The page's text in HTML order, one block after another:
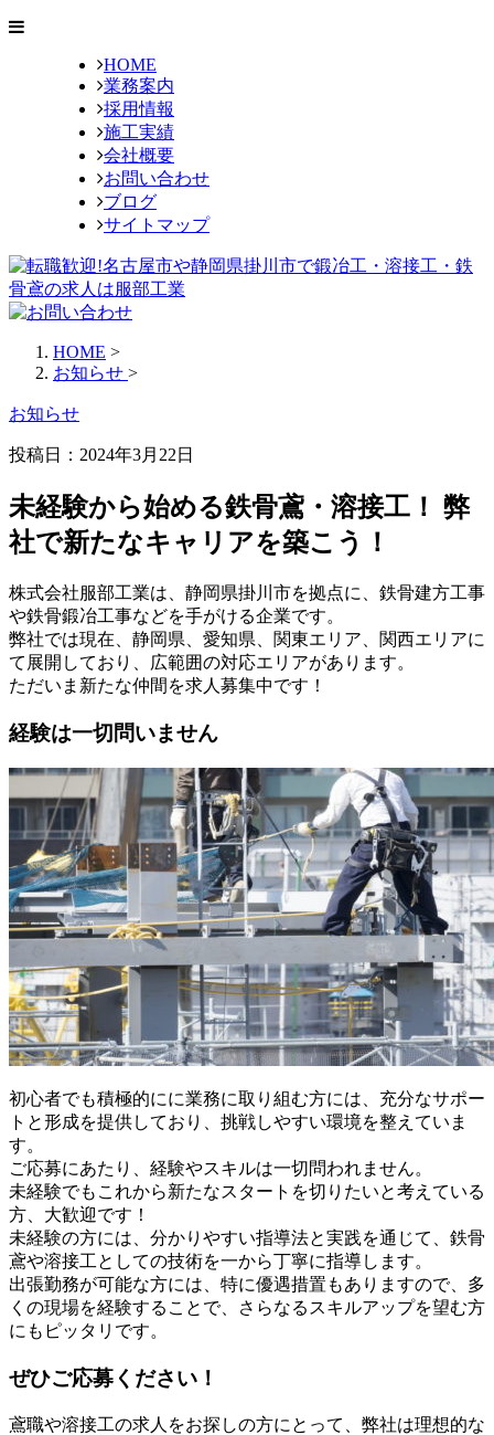
HOME
業務案内
採用情報
施工実績
会社概要
お問い合わせ
ブログ
サイトマップ
HOME >
お知らせ >
お知らせ
投稿日：2024年3月22日
未経験から始める鉄骨鳶・溶接工！ 弊
社で新たなキャリアを築こう！
株式会社服部工業は、静岡県掛川市を拠点に、鉄骨建方工事
や鉄骨鍛冶工事などを手がける企業です。
弊社では現在、静岡県、愛知県、関東エリア、関西エリアに
て展開しており、広範囲の対応エリアがあります。
ただいま新たな仲間を求人募集中です！
経験は一切問いません
初心者でも積極的にに業務に取り組む方には、充分なサポー
トと形成を提供しており、挑戦しやすい環境を整えていま
す。
ご応募にあたり、経験やスキルは一切問われません。
未経験でもこれから新たなスタートを切りたいと考えている
方、大歓迎です！
未経験の方には、分かりやすい指導法と実践を通じて、鉄骨
鳶や溶接工としての技術を一から丁寧に指導します。
出張勤務が可能な方には、特に優遇措置もありますので、多
くの現場を経験することで、さらなるスキルアップを望む方
にもピッタリです。
ぜひご応募ください！
鳶職や溶接工の求人をお探しの方にとって、弊社は理想的な